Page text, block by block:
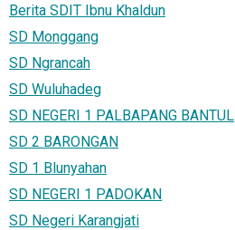
Berita SDIT Ibnu Khaldun
SD Monggang
SD Ngrancah
SD Wuluhadeg
SD NEGERI 1 PALBAPANG BANTUL
SD 2 BARONGAN
SD 1 Blunyahan
SD NEGERI 1 PADOKAN
SD Negeri Karangjati